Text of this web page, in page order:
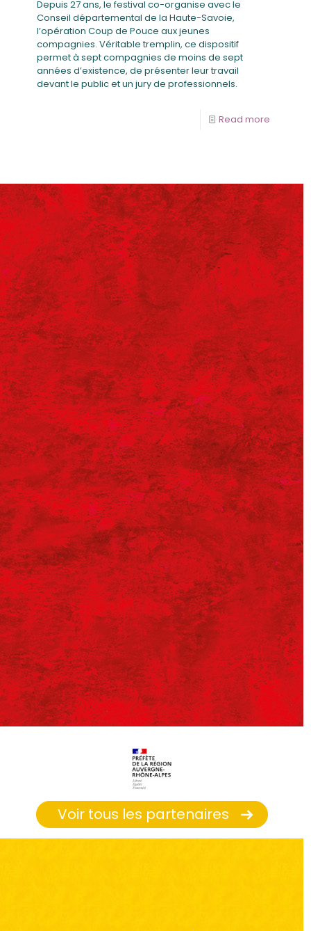
Depuis 27 ans, le festival co-organise avec le
Conseil départemental de la Haute-Savoie,
l’opération Coup de Pouce aux jeunes
compagnies. Véritable tremplin, ce dispositif
permet à sept compagnies de moins de sept
années d’existence, de présenter leur travail
devant le public et un jury de professionnels.
Read more
Voir tous les partenaires